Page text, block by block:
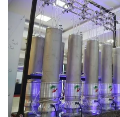
Liên hệ quảng cáo:024-